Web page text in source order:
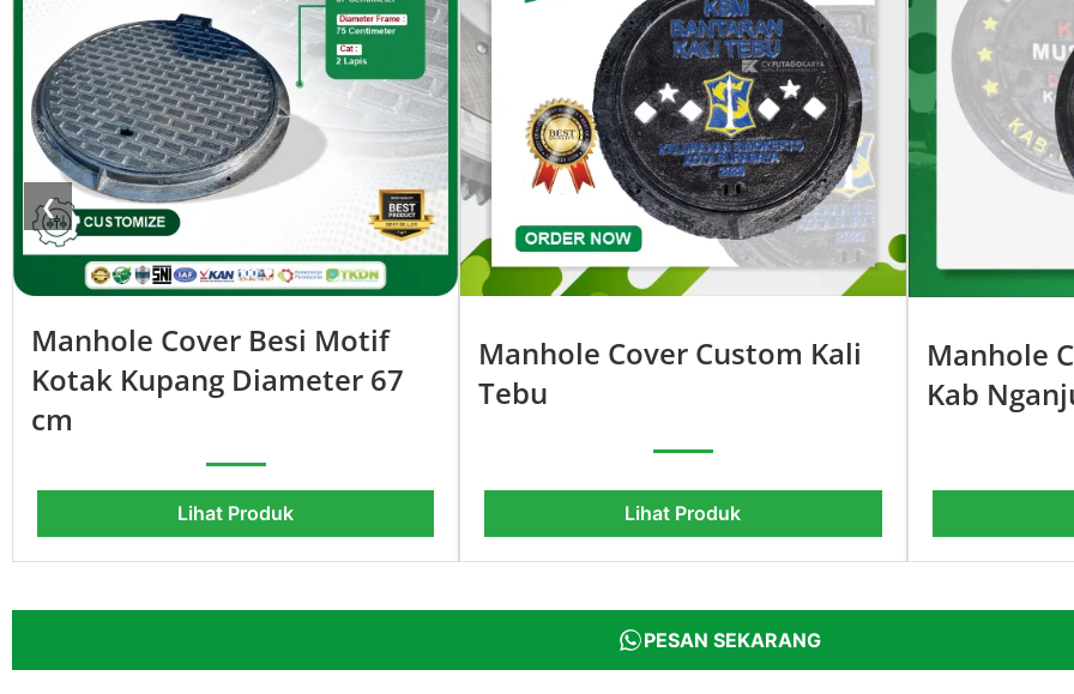
❮
Manhole Cover Besi Motif
Kotak Kupang Diameter 67
cm
Lihat Produk
Manhole Cover Custom Kali
Tebu
Lihat Produk
Manhole
Kab
PESAN SEKARANG